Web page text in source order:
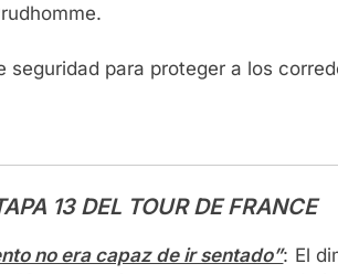
seguridad para proteger a los
13 DEL TOUR DE FRANCE
no era capaz de ir sentado”: El